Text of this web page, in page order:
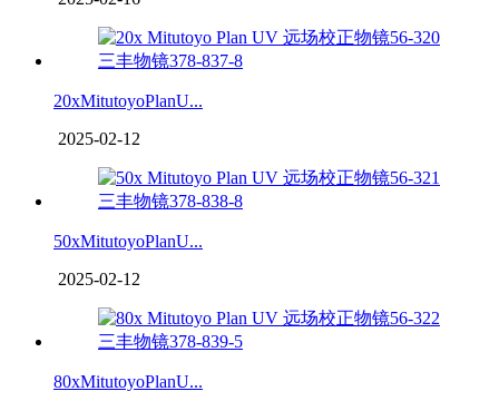
20xMitutoyoPlanU...
2025-02-12
50xMitutoyoPlanU...
2025-02-12
80xMitutoyoPlanU...